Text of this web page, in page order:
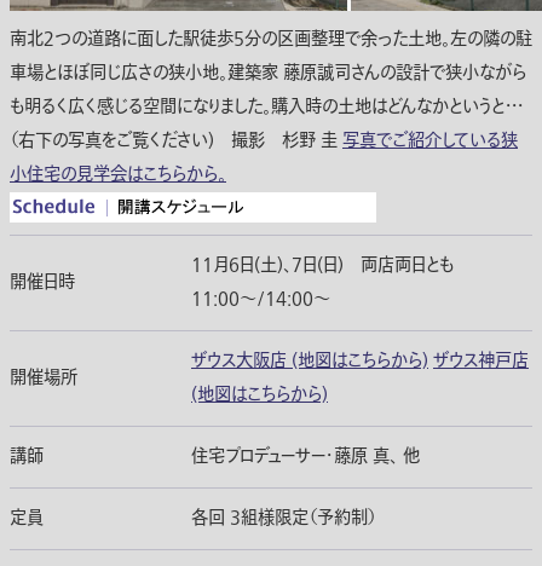
南北２つの道路に面した駅徒歩5分の区画整理で余った土地。左の隣の駐
車場とほぼ同じ広さの狭小地。建築家 藤原誠司さんの設計で狭小ながら
も明るく広く感じる空間になりました。購入時の土地はどんなかというと・・・
（右下の写真をご覧ください) 撮影 杉野 圭写真でご紹介している狭
小住宅の見学会はこちらから。
開催日時
11月6日(土)、7日(日) 両店両日とも
11:00〜/14:00〜
開催場所
ザウス大阪店 (地図はこちらから) ザウス神戸店
(地図はこちらから)
講師 住宅プロデューサー・藤原 真、 他
定員 各回 3組様限定（予約制）